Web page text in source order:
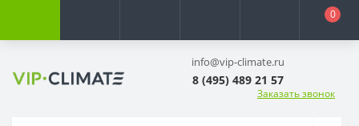
0
info@vip-climate.ru
8 (495) 489 21 57
Заказать звонок